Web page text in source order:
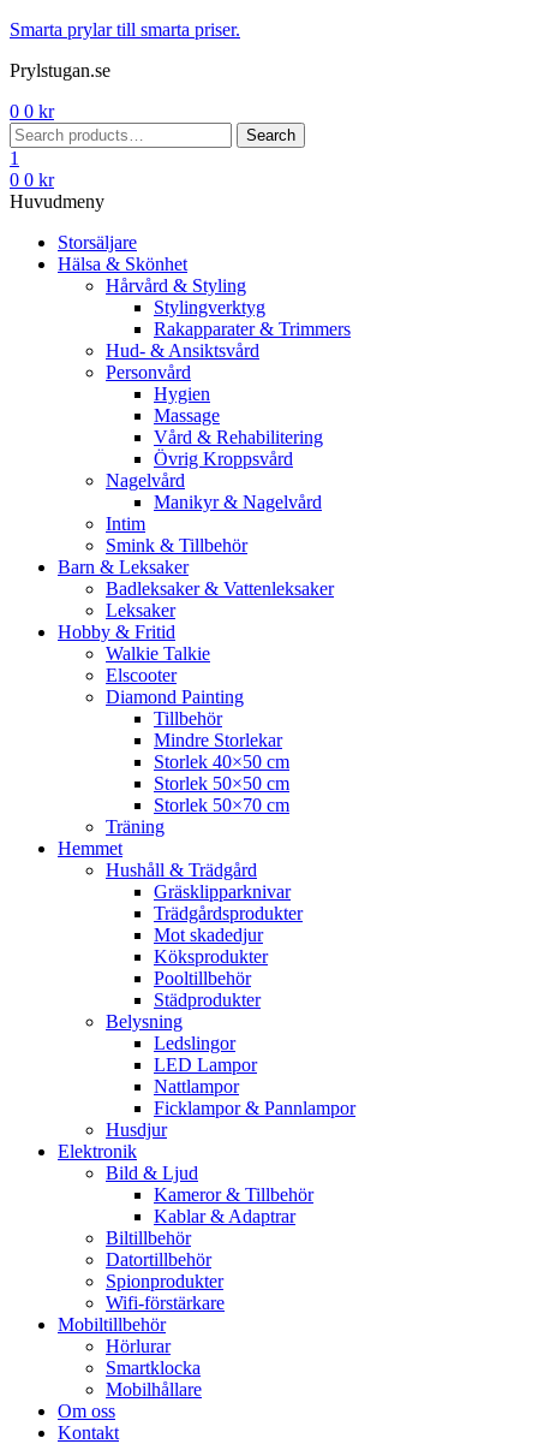
Menu
Smarta prylar till smarta priser.
Prylstugan.se
0 0 kr
Search
for:
Search
1
0 0 kr
Huvudmeny
Storsäljare
Hälsa & Skönhet
Hårvård & Styling
Stylingverktyg
Rakapparater & Trimmers
Hud- & Ansiktsvård
Personvård
Hygien
Massage
Vård & Rehabilitering
Övrig Kroppsvård
Nagelvård
Manikyr & Nagelvård
Intim
Smink & Tillbehör
Barn & Leksaker
Badleksaker & Vattenleksaker
Leksaker
Hobby & Fritid
Walkie Talkie
Elscooter
Diamond Painting
Tillbehör
Mindre Storlekar
Storlek 40×50 cm
Storlek 50×50 cm
Storlek 50×70 cm
Träning
Hemmet
Hushåll & Trädgård
Gräsklipparknivar
Trädgårdsprodukter
Mot skadedjur
Köksprodukter
Pooltillbehör
Städprodukter
Belysning
Ledslingor
LED Lampor
Nattlampor
Ficklampor & Pannlampor
Husdjur
Elektronik
Bild & Ljud
Kameror & Tillbehör
Kablar & Adaptrar
Biltillbehör
Datortillbehör
Spionprodukter
Wifi-förstärkare
Mobiltillbehör
Hörlurar
Smartklocka
Mobilhållare
Om oss
Kontakt